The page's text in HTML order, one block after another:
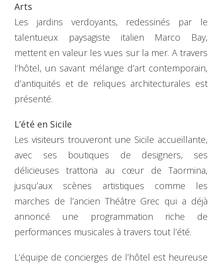
Arts
Les jardins verdoyants, redessinés par le
talentueux paysagiste italien Marco Bay,
mettent en valeur les vues sur la mer. A travers
l’hôtel, un savant mélange d’art contemporain,
d’antiquités et de reliques architecturales est
présenté.
L’été en Sicile
Les visiteurs trouveront une Sicile accueillante,
avec ses boutiques de designers, ses
délicieuses trattoria au cœur de Taormina,
jusqu’aux scènes artistiques comme les
marches de l’ancien Théâtre Grec qui a déjà
annoncé une programmation riche de
performances musicales à travers tout l’été.
L’équipe de concierges de l’hôtel est heureuse